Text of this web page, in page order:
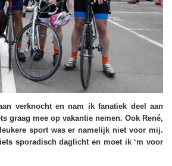
verknocht en nam ik fanatiek deel aan
graag mee op vakantie nemen. Ook René,
sport was er namelijk niet voor mij.
sporadisch daglicht en moet ik ‘m voor